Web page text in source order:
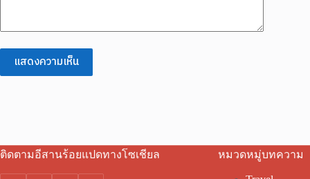
แสดงความเห็น
ติดตามอีสานร้อยแปดทางโซเชียล หมวดหมู่บทความ